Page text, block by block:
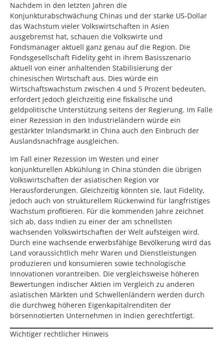
Nachdem in den letzten Jahren die
Konjunkturabschwächung Chinas und der starke US-Dollar
das Wachstum vieler Volkswirtschaften in Asien
ausgebremst hat, schauen die Volkswirte und
Fondsmanager aktuell ganz genau auf die Region. Die
Fondsgesellschaft Fidelity geht in ihrem Basisszenario
aktuell von einer anhaltenden Stabilisierung der
chinesischen Wirtschaft aus. Dies würde ein
Wirtschaftswachstum zwischen 4 und 5 Prozent bedeuten,
erfordert jedoch gleichzeitig eine fiskalische und
geldpolitische Unterstützung seitens der Regierung. Im Falle
einer Rezession in den Industrieländern würde ein
gestärkter Inlandsmarkt in China auch den Einbruch der
Auslandsnachfrage ausgleichen.
Im Fall einer Rezession im Westen und einer
konjunkturellen Abkühlung in China stünden die übrigen
Volkswirtschaften der asiatischen Region vor
Herausforderungen. Gleichzeitig könnten sie, laut Fidelity,
jedoch auch von strukturellem Rückenwind für langfristiges
Wachstum profitieren. Für die kommenden Jahre zeichnet
sich ab, dass Indien zu einer der am schnellsten
wachsenden Volkswirtschaften der Welt aufsteigen wird.
Durch eine wachsende erwerbsfähige Bevölkerung wird das
Land voraussichtlich mehr Waren und Dienstleistungen
produzieren und konsumieren sowie technologische
Innovationen vorantreiben. Die vergleichsweise höheren
Bewertungen indischer Aktien im Vergleich zu anderen
asiatischen Märkten und Schwellenländern werden durch
die durchweg höheren Eigenkapitalrenditen der
börsennotierten Unternehmen in Indien gerechtfertigt.
Wichtiger rechtlicher Hinweis